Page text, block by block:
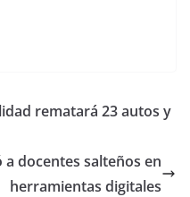
rematará 23 autos y
a docentes salteños en
herramientas digitales